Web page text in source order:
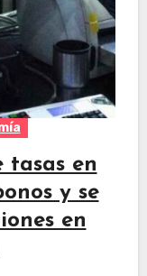
tasas en
y se
en